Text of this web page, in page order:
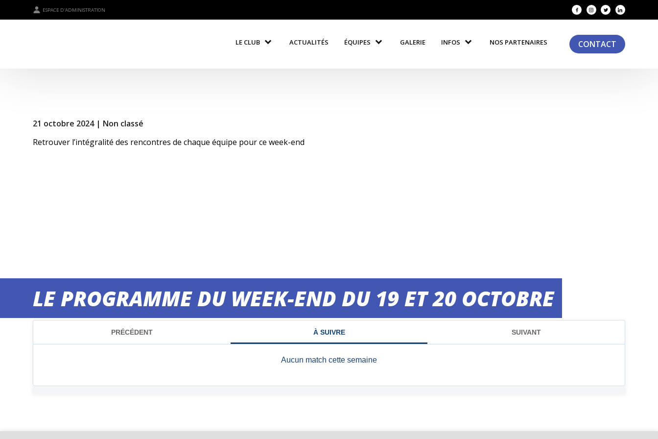
ESPACE D'ADMINISTRATION
LE CLUB ACTUALITÉS ÉQUIPES GALERIE INFOS NOS PARTENAIRES CONTACT
LE PROGRAMME DU WEEK-END DU 19 ET 20 OCTOBRE
21 octobre 2024 | Non classé
Retrouver l’intégralité des rencontres de chaque équipe pour ce week-end
MATCHS DU WEEK-END